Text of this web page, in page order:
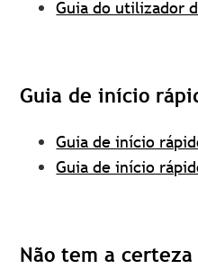
Guia do utilizador
Guia de início
Guia de início
Guia de início
Não tem a